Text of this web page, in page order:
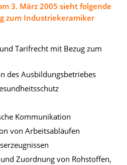
3. März 2005 sieht folgende
zum Industriekeramiker
Tarifrecht mit Bezug zum
des Ausbildungsbetriebes
Kommunikation
von Arbeitsabläufen
Zuordnung von Rohstoffen,